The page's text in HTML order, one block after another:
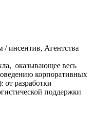
/ инсентив, Агентства
оказывающее весь
корпоративных
разработки
поддержки